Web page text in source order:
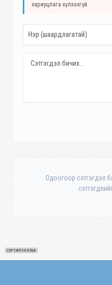
хариуцлага хүлээхгүй.
Одоогоор сэтгэгдэл
СУРТАЛЧИЛГАА